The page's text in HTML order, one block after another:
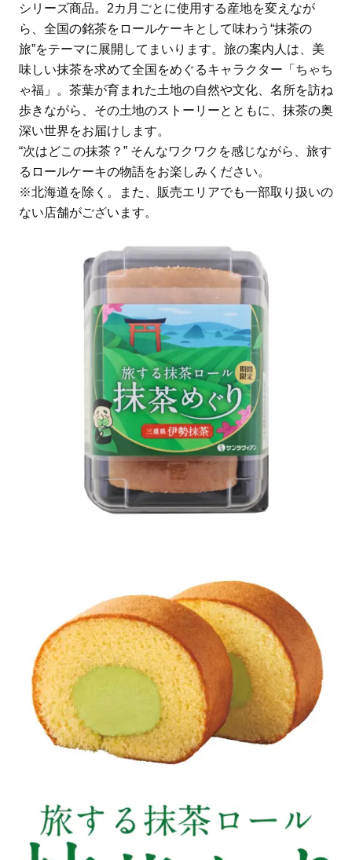
シリーズ商品。2カ月ごとに使用する産地を変えなが
ら、全国の銘茶をロールケーキとして味わう“抹茶の
旅”をテーマに展開してまいります。旅の案内人は、美
味しい抹茶を求めて全国をめぐるキャラクター「ちゃち
ゃ福」。茶葉が育まれた土地の自然や文化、名所を訪ね
歩きながら、その土地のストーリーとともに、抹茶の奥
深い世界をお届けします。
“次はどこの抹茶？” そんなワクワクを感じながら、旅す
るロールケーキの物語をお楽しみください。
※北海道を除く。また、販売エリアでも一部取り扱いの
ない店舗がございます。